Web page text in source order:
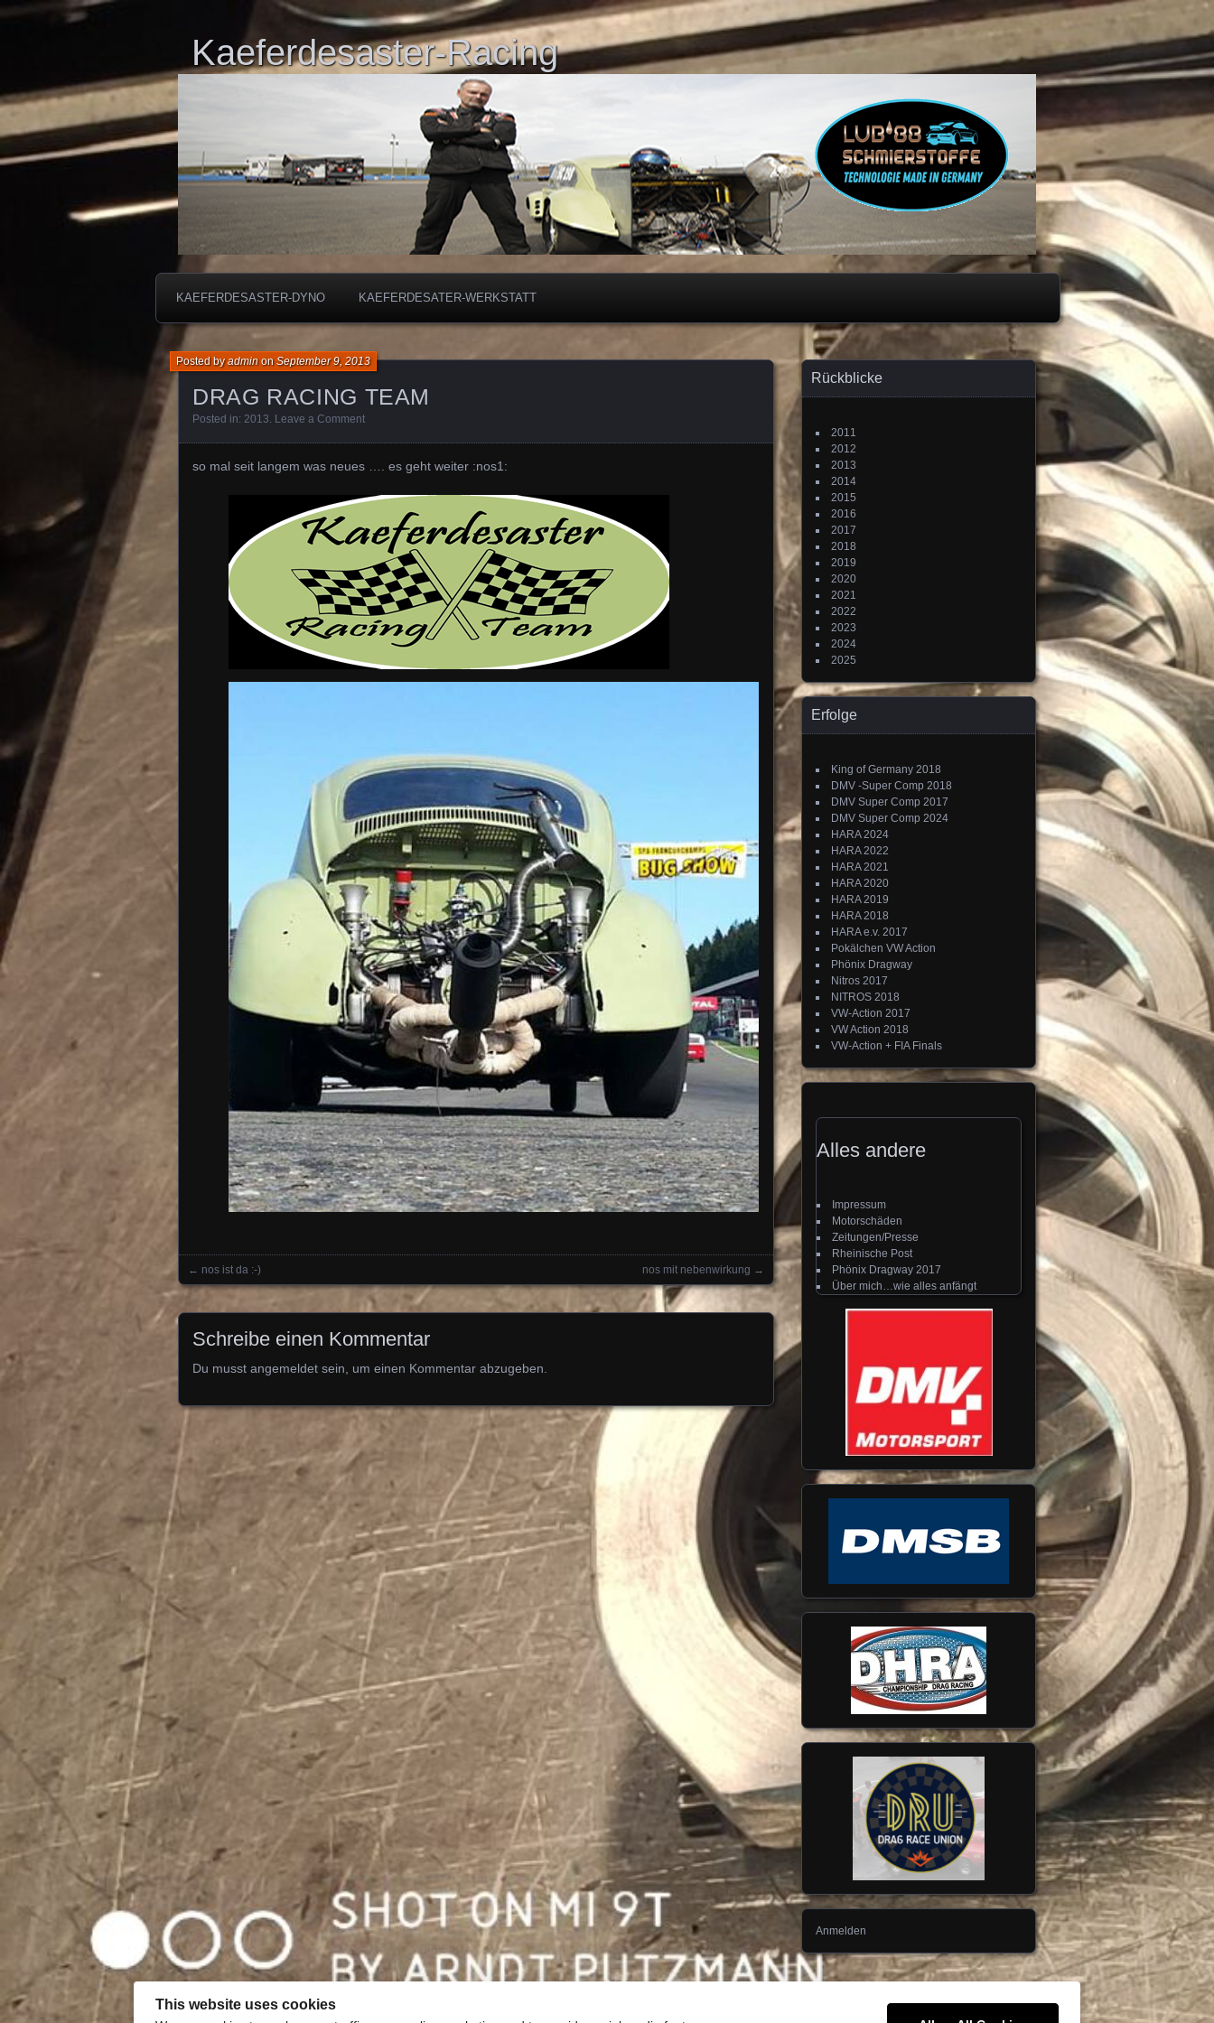
Kaeferdesaster-Racing
KAEFERDESASTER-DYNO KAEFERDESATER-WERKSTATT
DRAG RACING TEAM
Posted byadminonSeptember 9, 2013
Posted in: 2013. Leave a Comment
so mal seit langem was neues …. es geht weiter :nos1:
Posts navigation
← nos ist da :-) nos mit nebenwirkung →
Schreibe einen Kommentar
Du musst angemeldet sein, um einen Kommentar abzugeben.
Rückblicke
2011
2012
2013
2014
2015
2016
2017
2018
2019
2020
2021
2022
2023
2024
2025
Erfolge
King of Germany 2018
DMV -Super Comp 2018
DMV Super Comp 2017
DMV Super Comp 2024
HARA 2024
HARA 2022
HARA 2021
HARA 2020
HARA 2019
HARA 2018
HARA e.v. 2017
Pokälchen VW Action
Phönix Dragway
Nitros 2017
NITROS 2018
VW-Action 2017
VW Action 2018
VW-Action + FIA Finals
Alles andere
Impressum
Motorschäden
Zeitungen/Presse
Rheinische Post
Phönix Dragway 2017
Über mich…wie alles anfängt
Anmelden
This website uses cookies